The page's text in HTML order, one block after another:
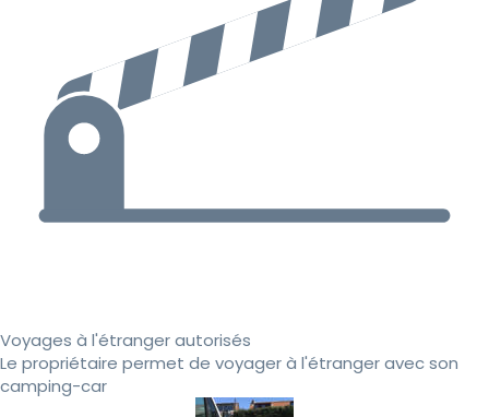
Voyages à l'étranger autorisés
Le propriétaire permet de voyager à l'étranger avec son
camping-car